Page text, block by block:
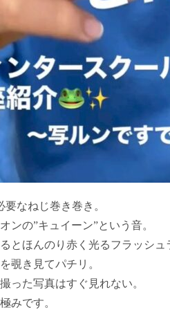
要なねじ巻き巻き。
ンの”キュイーン”という音。
とほんのり赤く光るフラッシュ
覗き見てパチリ。
った写真はすぐ見れない。
みです。